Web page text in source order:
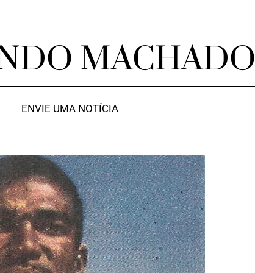
MACHADO
ENVIE UMA NOTÍCIA